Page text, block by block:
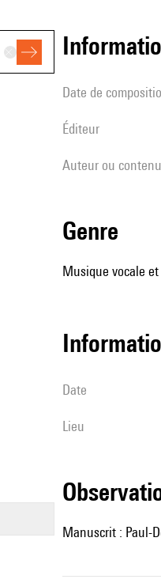
date de
éditeur
Auteur ou
genre
Musique vocale
date
lieu
Manuscrit : Paul-